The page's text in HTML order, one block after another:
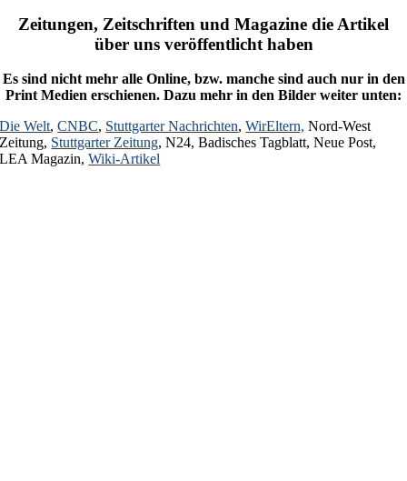
Zeitungen, Zeitschriften und Magazine die Artikel
über uns veröffentlicht haben
Es sind nicht mehr alle Online, bzw. manche sind auch nur in den
Print Medien erschienen. Dazu mehr in den Bilder weiter unten:
Die Welt,CNBC, Stuttgarter Nachrichten,WirEltern, Nord-West
Zeitung, Stuttgarter Zeitung, N24, Badisches Tagblatt, Neue Post,
LEA Magazin,Wiki-Artikel